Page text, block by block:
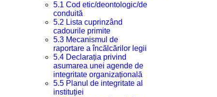
5.1 Cod etic/deontologic/de
conduită
5.2 Lista cuprinzând
cadourile primite
5.3 Mecanismul de
raportare a încălcărilor legii
5.4 Declarația privind
asumarea unei agende de
integritate organizațională
5.5 Planul de integritate al
instituției